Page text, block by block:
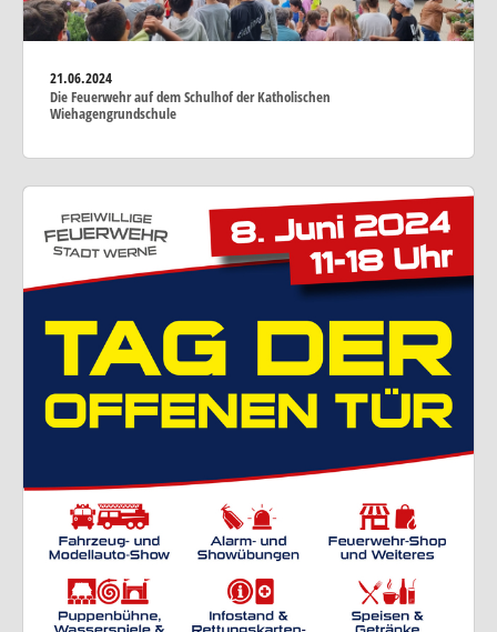
21.06.2024
Die Feuerwehr auf dem Schulhof der Katholischen
Wiehagengrundschule